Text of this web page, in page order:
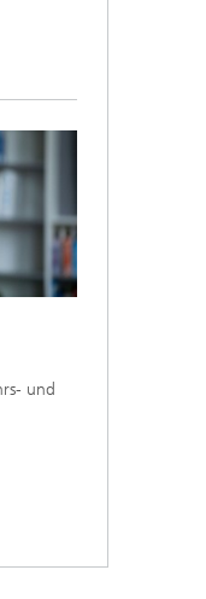
und